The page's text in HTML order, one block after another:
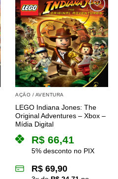
AÇÃO / AVENTURA
LEGO Indiana Jones: The
Original Adventures – Xbox –
Mídia Digital
R$ 66,41
5% desconto no PIX
R$ 69,90